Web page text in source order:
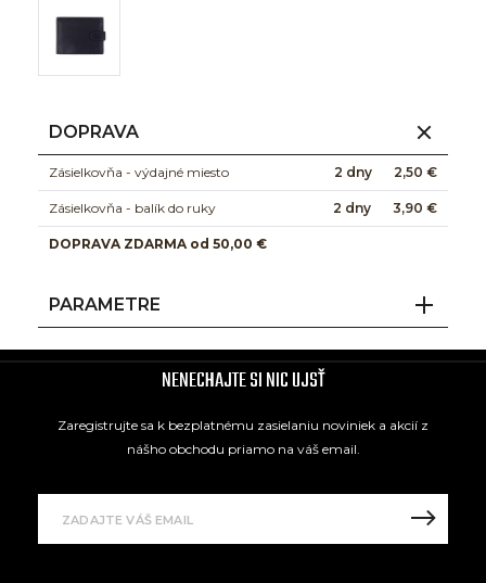
DOPRAVA
Zásielkovňa - výdajné miesto 2 dny 2,50 €
Zásielkovňa - balík do ruky 2 dny 3,90 €
DOPRAVA ZDARMA od 50,00 €
PARAMETRE
NENECHAJTE SI NIC UJSŤ
Zaregistrujte sa k bezplatnému zasielaniu noviniek a akcií z
nášho obchodu priamo na váš email.